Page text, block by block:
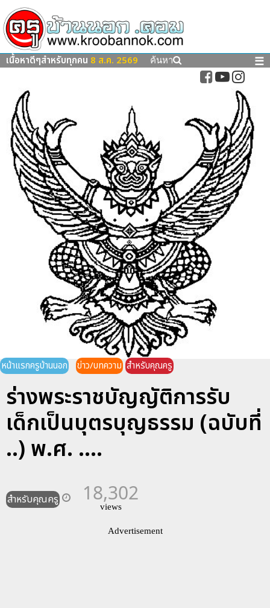
เนื้อหาดีๆสำหรับทุกคน 8 ส.ค. 2569 ค้นหา ☰
หน้าแรกครูบ้านนอก ข่าว/บทความ สำหรับคุณครู
ร่างพระราชบัญญัติการรับ
เด็กเป็นบุตรบุญธรรม (ฉบับที่
..) พ.ศ. ....
สำหรับคุณครู 18,302
views
Advertisement